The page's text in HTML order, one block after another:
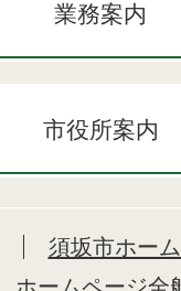
業務案内
市役所案内
須坂市ホー